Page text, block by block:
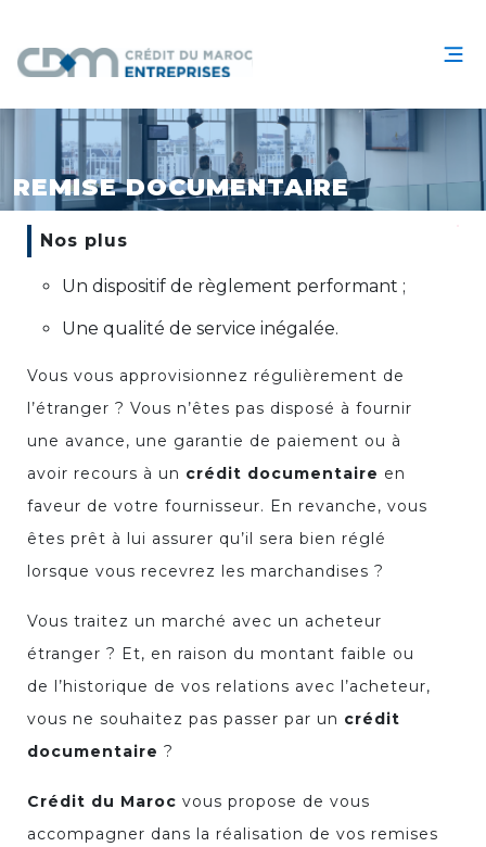
REMISE DOCUMENTAIRE
Nos plus
Un dispositif de règlement performant ;
Une qualité de service inégalée.
Vous vous approvisionnez régulièrement de
l’étranger ? Vous n’êtes pas disposé à fournir
une avance, une garantie de paiement ou à
avoir recours à un crédit documentaire en
faveur de votre fournisseur. En revanche, vous
êtes prêt à lui assurer qu’il sera bien réglé
lorsque vous recevrez les marchandises ?
Vous traitez un marché avec un acheteur
étranger ? Et, en raison du montant faible ou
de l’historique de vos relations avec l’acheteur,
vous ne souhaitez pas passer par un crédit
documentaire ?
Crédit du Maroc vous propose de vous
accompagner dans la réalisation de vos remises